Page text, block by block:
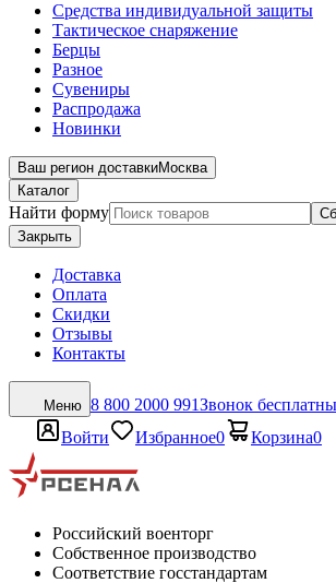
Средства индивидуальной защиты
Тактическое снаряжение
Берцы
Разное
Сувениры
Распродажа
Новинки
Ваш регион доставкиМосква
Каталог
Найти форму
Закрыть
Доставка
Оплата
Скидки
Отзывы
Контакты
Меню 8 800 2000 991Звонок
Войти
Избранное0 Корзина0
Российский военторг
Собственное производство
Соответствие госстандартам